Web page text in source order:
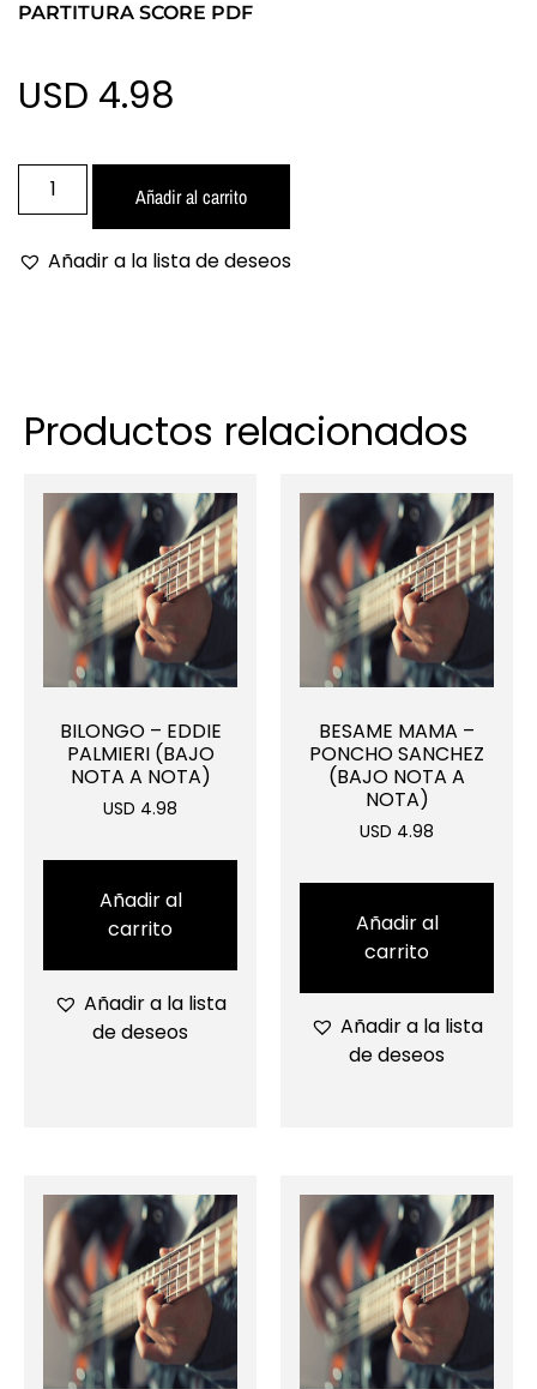
PARTITURA SCORE PDF
USD 4.98
Añadir al carrito
Añadir a la lista de deseos
Productos relacionados
BILONGO – EDDIE
PALMIERI (BAJO
NOTA A NOTA)
USD 4.98
Añadir al
carrito
Añadir a la lista
de deseos
BESAME MAMA –
PONCHO SANCHEZ
(BAJO NOTA A
NOTA)
USD 4.98
Añadir al
carrito
Añadir a la lista
de deseos